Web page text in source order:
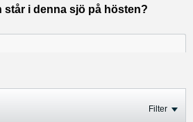
står i denna sjö på hösten?
Filter